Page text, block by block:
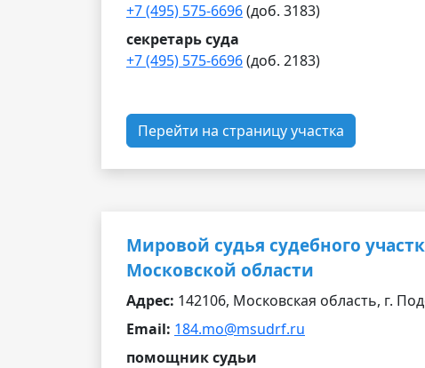
+7 (495) 575-6696(доб. 3183)
секретарь суда
+7 (495) 575-6696(доб. 2183)
Перейти на страницу участка
Мировой судья судебного
Московской области
Адрес: 142106, Московская область, г.
Email: 184.mo@msudrf.ru
помощник судьи